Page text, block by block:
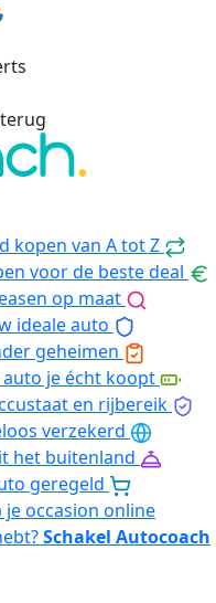
kopen van A tot Z
voor de beste deal
op maat
ideale auto
geheimen
je écht koopt
en rijbereik
verzekerd
het buitenland
geregeld
occasion online
Schakel Autocoach